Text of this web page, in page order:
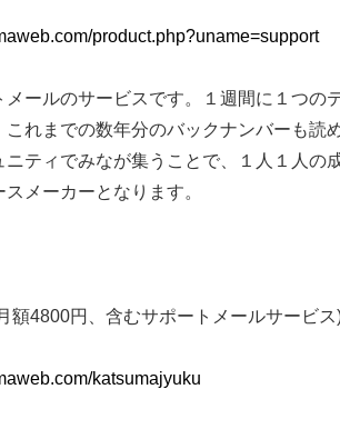
product.php?uname=support
メールのサービスです。１週間に１つの
これまでの数年分のバックナンバーも読
ニティでみなが集うことで、１人１人の
メーカーとなります。
額4800円、含むサポートメールサービス
katsumajyuku